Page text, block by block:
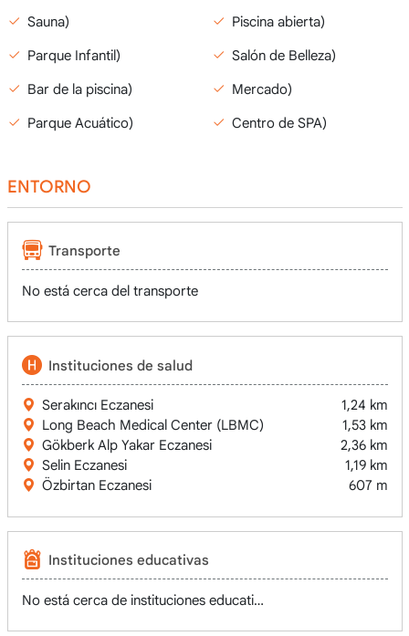
Sauna)
Parque Infantil)
Bar de la piscina)
Parque Acuático)
Piscina abierta)
Salón de Belleza)
Mercado)
Centro de SPA)
ENTORNO
Transporte
No está cerca del transporte
Instituciones de salud
Serakıncı Eczanesi
1,24 km
Long Beach Medical Center (LBMC)
1,53 km
Gökberk Alp Yakar Eczanesi
2,36 km
Selin Eczanesi
1,19 km
Özbirtan Eczanesi
607 m
Instituciones educativas
No está cerca de instituciones educativas